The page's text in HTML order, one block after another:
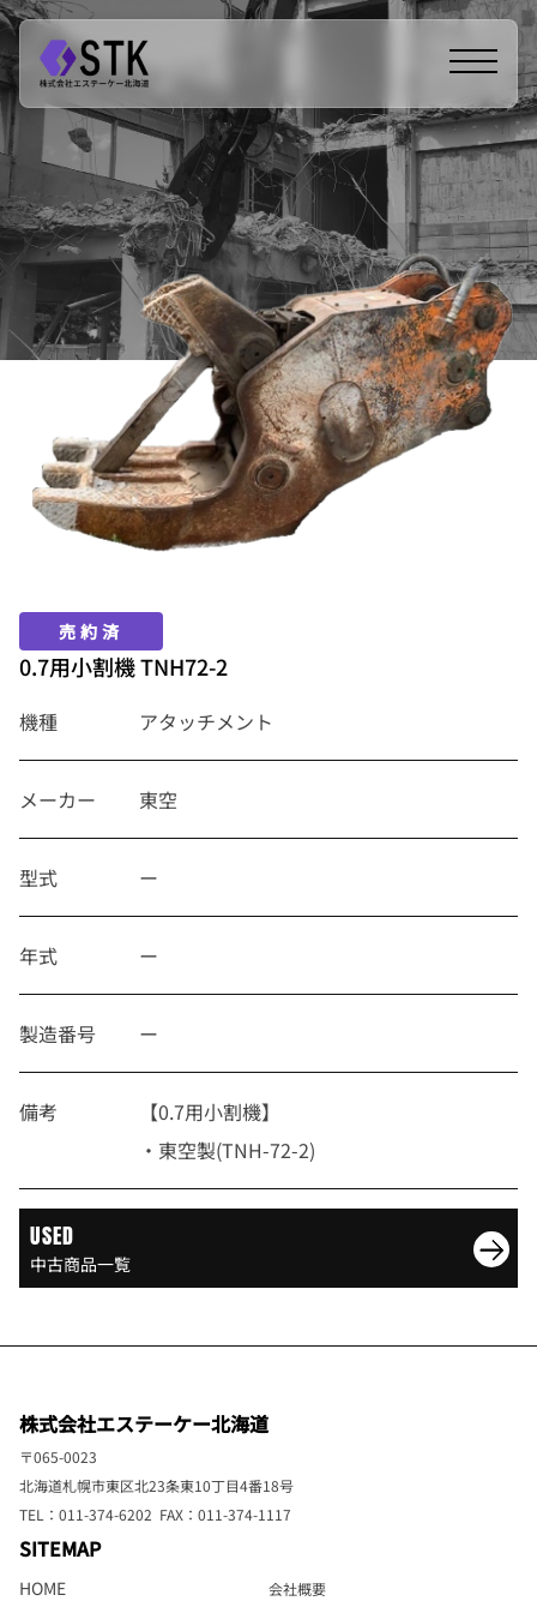
売約済
0.7用小割機 TNH72-2
機種 アタッチメント
メーカー 東空
型式 ー
年式 ー
製造番号 ー
備考
【0.7用小割機】
・東空製(TNH-72-2)
USED
中古商品一覧
株式会社エステーケー北海道
〒065-0023
北海道札幌市東区北23条東10丁目4番18号
TEL：011-374-6202 FAX：011-374-1117
SITEMAP
HOME 会社概要